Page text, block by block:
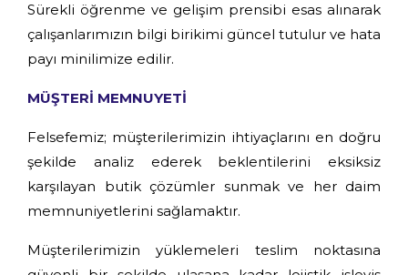
Sürekli öğrenme ve gelişim prensibi esas alınarak
çalışanlarımızın bilgi birikimi güncel tutulur ve hata
payı minilimize edilir.
MÜŞTERİ MEMNUYETİ
Felsefemiz; müşterilerimizin ihtiyaçlarını en doğru
şekilde analiz ederek beklentilerini eksiksiz
karşılayan butik çözümler sunmak ve her daim
memnuniyetlerini sağlamaktır.
Müşterilerimizin yüklemeleri teslim noktasına